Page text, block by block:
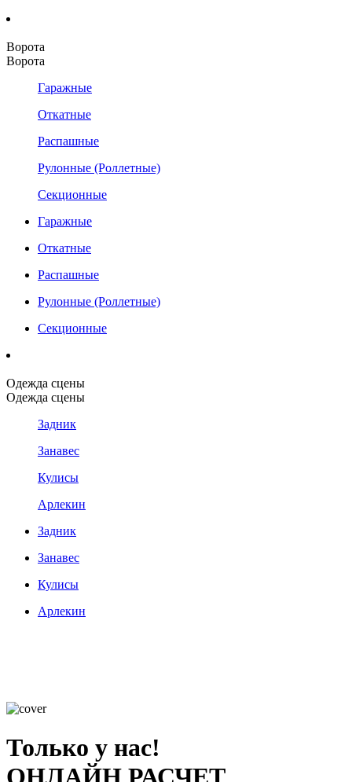
Ворота
Ворота
Гаражные
Откатные
Распашные
Рулонные (Роллетные)
Секционные
Гаражные
Откатные
Распашные
Рулонные (Роллетные)
Секционные
Одежда сцены
Одежда сцены
Задник
Занавес
Кулисы
Арлекин
Задник
Занавес
Кулисы
Арлекин
Только у нас!
ОНЛАЙН РАСЧЕТ